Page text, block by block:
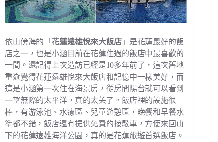
依山傍海的「 花蓮遠雄悅來大飯店 」是花蓮最好的飯
店之一，也是小涵目前在花蓮住過的飯店中最喜歡的
一間。還記得上次造訪已經是10多年前了，這次舊地
重遊覺得花蓮遠雄悅來大飯店和記憶中一樣美好，而
這是小涵第一次住在海景房，從房間陽台就可以看到
一望無際的太平洋，真的太美了。飯店裡的設施很
棒，有游泳池、水療區、兒童遊憩區，晚餐和早餐水
準都不錯，飯店還有提供免費的接駁車，方便來回山
下的花蓮遠雄海洋公園，真的是花蓮旅遊首選飯店。